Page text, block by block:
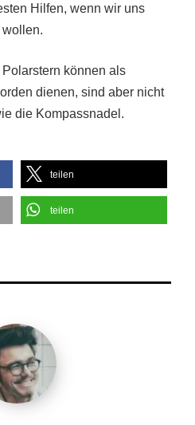
Hilfen, wenn wir uns
können als
dienen, sind aber nicht
die Kompassnadel.
teilen
teilen